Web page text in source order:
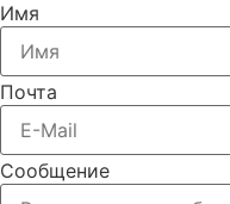
Имя
Почта
Сообщение